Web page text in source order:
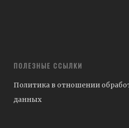
ПОЛЕЗНЫЕ ССЫЛКИ
Политика в отношении
данных